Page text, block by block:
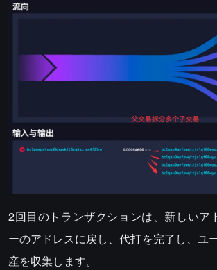
2回目のトランザクションは、新しいア
ーのアドレスに戻し、代打を完了し、ユ
産を収集します。